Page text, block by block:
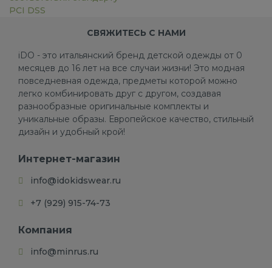
PCI DSS
СВЯЖИТЕСЬ С НАМИ
iDO - это итальянский бренд детской одежды от 0
месяцев до 16 лет на все случаи жизни! Это модная
повседневная одежда, предметы которой можно
легко комбинировать друг с другом, создавая
разнообразные оригинальные комплекты и
уникальные образы. Европейское качество, стильный
дизайн и удобный крой!
Интернет-магазин
info@idokidswear.ru
+7 (929) 915-74-73
Компания
info@minrus.ru